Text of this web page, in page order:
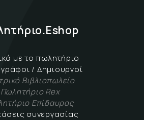
με το πωλητήριο
/ Δημιουργοί
Βιβλιοπωλείο
Πωλητήριο Rex
Επίδαυρος
συνεργασίας